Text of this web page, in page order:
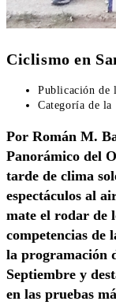
Ciclismo en
Publicación de
Categoría de la
Por Román M.
Panorámico del
tarde de clima
espectáculos al
mate el rodar de
competencias de
la programación
Septiembre y
en las pruebas